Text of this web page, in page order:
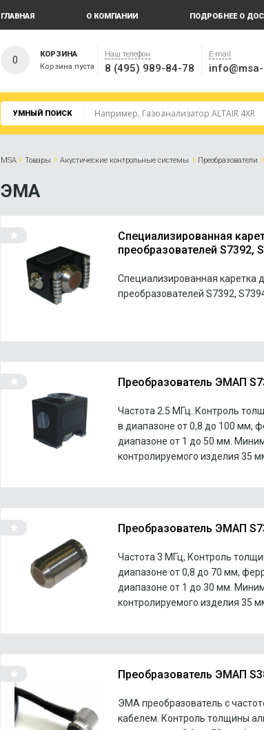
ГЛАВНАЯ О КОМПАНИИ ПОДРОБНЕЕ О
0
КОРЗИНА
Корзина пуста
Наш телефон
8 (495) 989-84-78
E-mail
УМНЫЙ ПОИСК
MSA › Товары › Акустические контрольные системы › Преобразователи ›
ЭМА
Специализированная
преобразователей S7392,
Специализированная каретка
преобразователей S7392,
Преобразователь ЭMAП
Частота 2.5 МГц. Контроль
в диапазоне от 0,8 до 100 мм,
диапазоне от 1 до 50 мм.
контролируемого изделия 35
Преобразователь ЭMAП
Частота 3 МГц, Контроль
диапазоне от 0,8 до 70 мм,
диапазоне от 1 до 30 мм.
контролируемого изделия 35
Преобразователь ЭMAП
ЭМА преобразователь с
кабелем. Контроль толщины